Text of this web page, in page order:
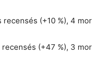
recensés (+10 %), 4
recensés (+47 %), 3